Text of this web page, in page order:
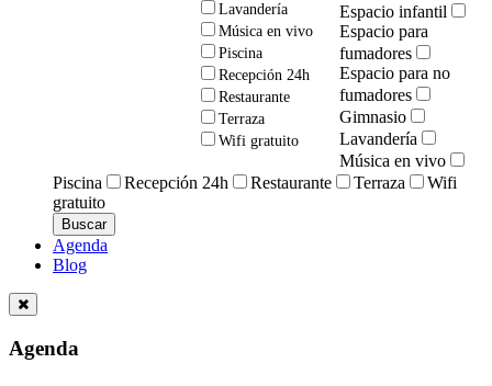
Lavandería
Música en vivo
Piscina
Recepción 24h
Restaurante
Terraza
Wifi gratuito
Espacio infantil
Espacio para
fumadores
Espacio para no
fumadores
Gimnasio
Lavandería
Música en vivo
Piscina
Recepción 24h Restaurante Terraza
Wifi
gratuito
Agenda
Blog
Agenda